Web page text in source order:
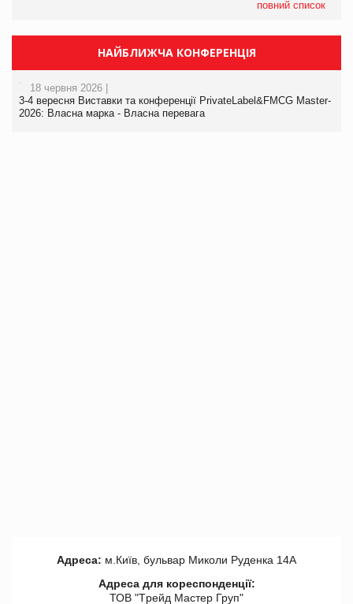
повний список
НАЙБЛИЖЧА КОНФЕРЕНЦІЯ
18 червня 2026 |
3-4 вересня Виставки та конференції PrivateLabel&FMCG Master-
2026: Власна марка - Власна перевага
Адреса: м.Київ, бульвар Миколи Руденка 14А
Адреса для кореспонденції:
ТОВ "Tрейд Мастер Груп"